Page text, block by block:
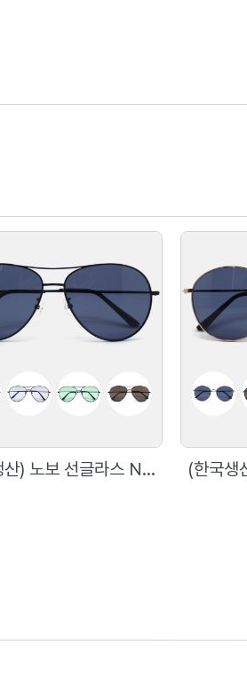
(한국생산) 노보 선글라스 N5003 60사이즈 메탈 보잉 선글라스